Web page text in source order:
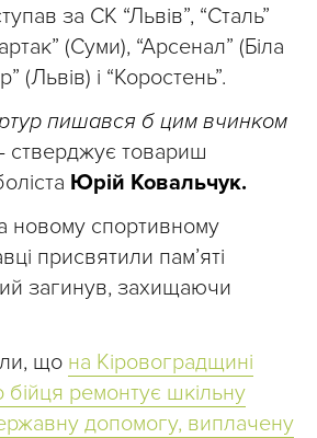
за СК “Львів”, “Сталь”
(Суми), “Арсенал” (Біла
(Львів) і “Коростень”.
пишався б цим вчинком
стверджує товариш
Юрій Ковальчук.
новому спортивному
присвятили пам’яті
загинув, захищаючи
що на Кіровоградщині
ремонтує шкільну
допомогу, виплачену